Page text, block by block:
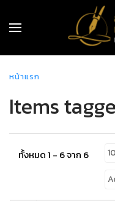
หน้าแรก
Items
ทั้งหมด 1 - 6 จาก 6